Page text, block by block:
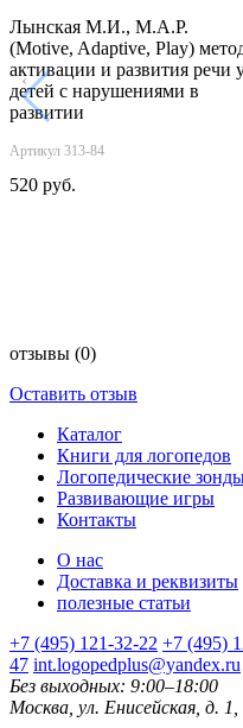
Лынская М.И., М.А.Р.
(Motive, Adaptive, Play)
активации и развития речи
детей с нарушениями в
развитии
Артикул 313-84
520 руб.
‹
отзывы (0)
Оставить отзыв
Каталог
Книги для логопедов
Логопедические
Развивающие игры
Контакты
О нас
Доставка и реквизиты
полезные статьи
+7 (495) 121-32-22 +7 (495)
47 int.logopedplus@yandex.ru
Без выходных: 9:00–18:00
Москва, ул. Енисейская, д.